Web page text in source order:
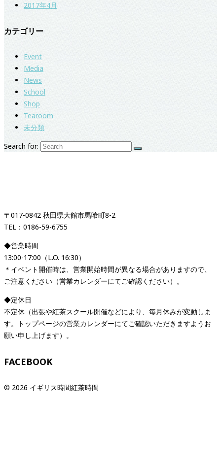
2017年4月
カテゴリー
Event
Media
News
School
Shop
Tearoom
未分類
Search for:
〒017-0842 秋田県大館市馬喰町8-2
TEL：0186-59-6755
◆営業時間
13:00-17:00（L.O. 16:30）
＊イベント開催時は、営業開始時間が異なる場合がありますので、
ご注意ください（営業カレンダーにてご確認ください）。
◆定休日
不定休（出張や紅茶スクール開催などにより、毎月休みが変動しま
す。トップページの営業カレンダーにてご確認いただきますようお
願い申し上げます）。
FACEBOOK
© 2026 イギリス時間紅茶時間